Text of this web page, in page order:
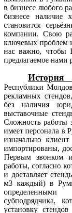
в бизнесе любого
бизнесе наличие
становится
компании. Свою
ключевых проблем
нас важно, чтобы
предлагаемое нами
Республики
рекламных
без наличия
выставочные
Сложность работы
имеет персонала в
изначально
импортированы,
Первым звонком
работы, согласно
и доставляет
м3 каждый) в
определенными
субподрядчика,
установку